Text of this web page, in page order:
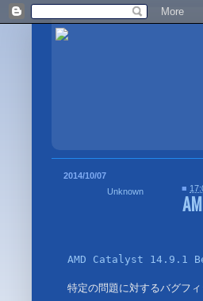
2014/10/07
AMD Catalyst 14.9.1
特定の問題に対するバグフ
Unknown ■